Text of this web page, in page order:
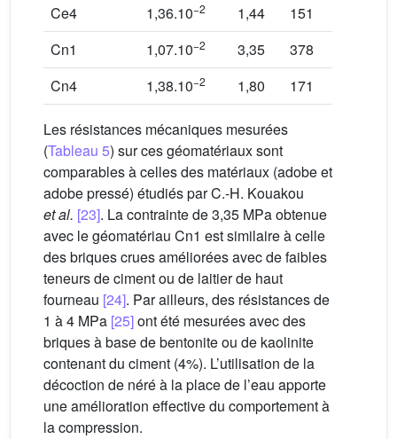
Ce4
1,36.10−2 1,44 151
Cn1
1,07.10−2 3,35 378
Cn4
1,38.10−2 1,80 171
Les résistances mécaniques mesurées
(Tableau 5) sur ces géomatériaux sont
comparables à celles des matériaux (adobe et
adobe pressé) étudiés par C.-H. Kouakou
et al. [23]. La contrainte de 3,35 MPa obtenue
avec le géomatériau Cn1 est similaire à celle
des briques crues améliorées avec de faibles
teneurs de ciment ou de laitier de haut
fourneau [24]. Par ailleurs, des résistances de
1 à 4 MPa [25]ont été mesurées avec des
briques à base de bentonite ou de kaolinite
contenant du ciment (4%). L’utilisation de la
décoction de néré à la place de l’eau apporte
une amélioration effective du comportement à
la compression.